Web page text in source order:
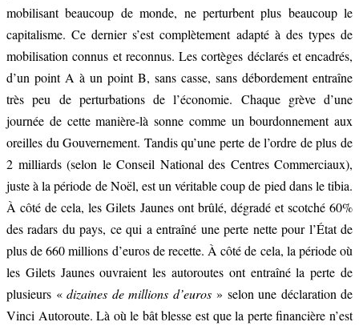
mobilisant beaucoup de monde, ne perturbent plus beaucoup le
capitalisme. Ce dernier s’est complètement adapté à des types de
mobilisation connus et reconnus. Les cortèges déclarés et encadrés,
d’un point A à un point B, sans casse, sans débordement entraîne
très peu de perturbations de l’économie. Chaque grève d’une
journée de cette manière-là sonne comme un bourdonnement aux
oreilles du Gouvernement. Tandis qu’une perte de l’ordre de plus de
2 milliards (selon le Conseil National des Centres Commerciaux),
juste à la période de Noël, est un véritable coup de pied dans le tibia.
À côté de cela, les Gilets Jaunes ont brûlé, dégradé et scotché 60%
des radars du pays, ce qui a entraîné une perte nette pour l’État de
plus de 660 millions d’euros de recette. À côté de cela, la période où
les Gilets Jaunes ouvraient les autoroutes ont entraîné la perte de
plusieurs « dizaines de millions d’euros» selon une déclaration de
Vinci Autoroute. Là où le bât blesse est que la perte financière n’est